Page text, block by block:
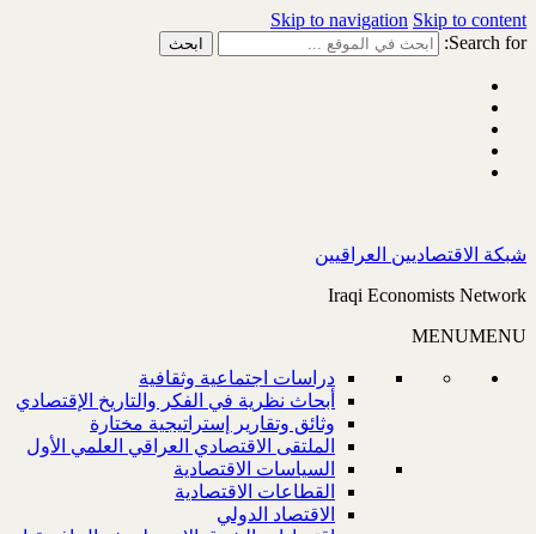
Skip to navigation Skip to content
Search for:
شبكة الاقتصاديين العراقيين
Iraqi Economists Network
MENUMENU
دراسات اجتماعية وثقافية
أبحاث نظرية في الفكر والتاريخ الإقتصادي
وثائق وتقارير إستراتيجية مختارة
الملتقى الاقتصادي العراقي العلمي الأول
السياسات الاقتصادية
القطاعات الاقتصادية
الاقتصاد الدولي